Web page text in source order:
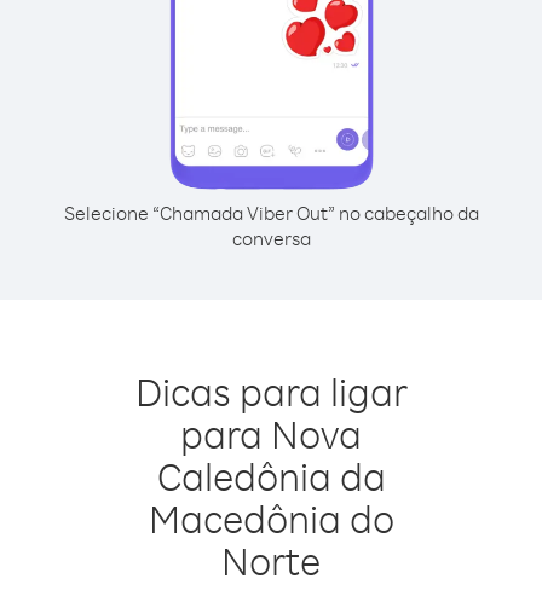
Selecione “Chamada Viber Out” no cabeçalho da
conversa
Dicas para ligar
para Nova
Caledônia da
Macedônia do
Norte